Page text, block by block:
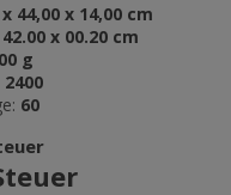
44,00 x 14,00 cm
x 00.20 cm
g
2400
60